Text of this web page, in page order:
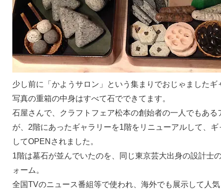
少し前に「かようサロン」という集まりでおじゃましたギ
写真の重箱の中身はすべて石でできてます。
石屋さんで、クラフトフェア松本の創始者の一人でもある
が、2階にあったギャラリーを1階をリニューアルして、
してOPENされました。
1階は墓石が並んでいたのを、同じ東京芸大出身の設計士
ォーム。
全国TVのニュース番組等で使われ、海外でも展示して人